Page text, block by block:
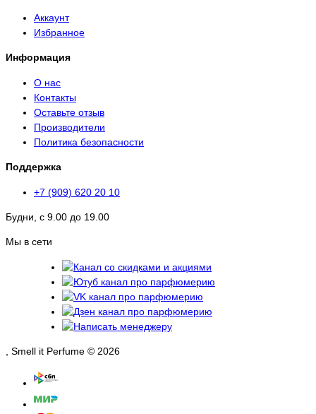
Аккаунт
Избранное
Информация
О нас
Контакты
Оставьте отзыв
Производители
Политика безопасности
Поддержка
+7 (909) 620 20 10
Будни, с 9.00 до 19.00
Мы в сети
, Smell it Perfume © 2026